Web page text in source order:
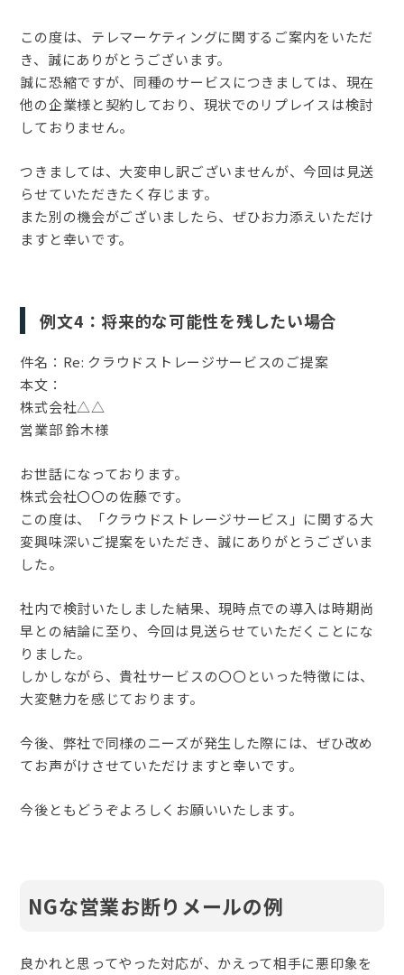
この度は、テレマーケティングに関するご案内をいただ
き、誠にありがとうございます。
誠に恐縮ですが、同種のサービスにつきましては、現在
他の企業様と契約しており、現状でのリプレイスは検討
しておりません。
つきましては、大変申し訳ございませんが、今回は見送
らせていただきたく存じます。
また別の機会がございましたら、ぜひお力添えいただけ
ますと幸いです。
例文4：将来的な可能性を残したい場合
件名：Re: クラウドストレージサービスのご提案
本文：
株式会社△△
営業部 鈴木様
お世話になっております。
株式会社〇〇の佐藤です。
この度は、「クラウドストレージサービス」に関する大
変興味深いご提案をいただき、誠にありがとうございま
した。
社内で検討いたしました結果、現時点での導入は時期尚
早との結論に至り、今回は見送らせていただくことにな
りました。
しかしながら、貴社サービスの〇〇といった特徴には、
大変魅力を感じております。
今後、弊社で同様のニーズが発生した際には、ぜひ改め
てお声がけさせていただけますと幸いです。
今後ともどうぞよろしくお願いいたします。
NGな営業お断りメールの例
良かれと思ってやった対応が、かえって相手に悪印象を